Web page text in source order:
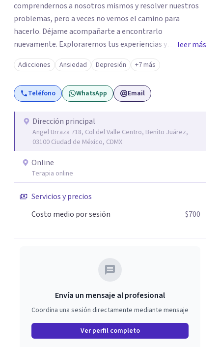
comprendernos a nosotros mismos y resolver nuestros
problemas, pero a veces no vemos el camino para
hacerlo. Déjame acompañarte a encontrarlo
nuevamente. Exploraremos tus experiencias y
emociones; encontrar en la novedad otra forma de
responder a ellas y enfrentarlas hoy es a lo que te invito.
Reinventarse es una opción. La relación que
construyamos tú y yo basada en la confianza, honestidad
Aceptación y cambio a través de la empatía con nosotros
y el mundo. Un ambiente que no juzga, un lugar seguro
para hablar de aquello que nos resistimos a aceptar. Sé
del profundo vacío que deja la muerte de un ser querido o
la pérdida de una mascota; lo devastador que es separarte
de quien amas o la frustración al perder un proyecto de
vida; pero también sé, que puedes manejar lo que sientes,
transformarlo y reinventarte. La ansiedad puede
experiencia ¿Cómo es ser tú?
leer más
Adicciones Ansiedad Depresión +7 más
Teléfono WhatsApp Email
Dirección principal
Angel Urraza 718, Col del Valle Centro, Benito Juárez,
03100 Ciudad de México, CDMX
Online
Terapia online
Servicios y precios
Costo medio por sesión
$700
Envía un mensaje al profesional
Coordina una sesión directamente mediante mensaje
Ver perfil completo